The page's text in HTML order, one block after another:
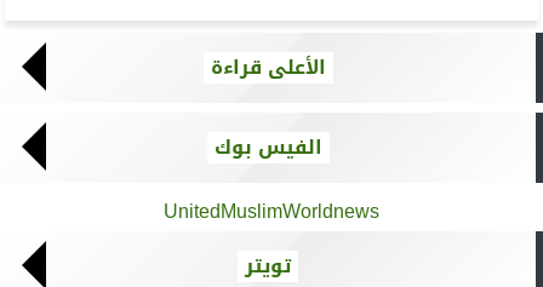
الأعلى قراءة
الفيس بوك
UnitedMuslimWorldnews
تويتر